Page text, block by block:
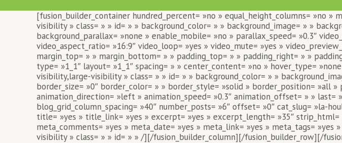
[fusion_builder_container hundred_percent= »no » equal_height_columns= »no
visibility » class= » » id= » » background_color= » » background_image= » »
background_parallax= »none » enable_mobile= »no » parallax_speed= »0.3″
video_aspect_ratio= »16:9″ video_loop= »yes » video_mute= »yes »
margin_top= » » margin_bottom= » » padding_top= » » padding_right= » »
type= »1_1″ layout= »1_1″ spacing= » » center_content= »no » hover_type=
visibility,large-visibility » class= » » id= » » background_color= » »
border_size= »0″ border_color= » » border_style= »solid » border_position= »all
animation_direction= »left » animation_speed= »0.3″ animation_offset= » » last=
blog_grid_column_spacing= »40″ number_posts= »6″ offset= »0″ cat_slug= »la-
title= »yes » title_link= »yes » excerpt= »yes » excerpt_length= »35″ strip_html=
meta_comments= »yes » meta_date= »yes » meta_link= »yes » meta_tags=
visibility » class= » » id= » » /][/fusion_builder_column][/fusion_builder_row][/